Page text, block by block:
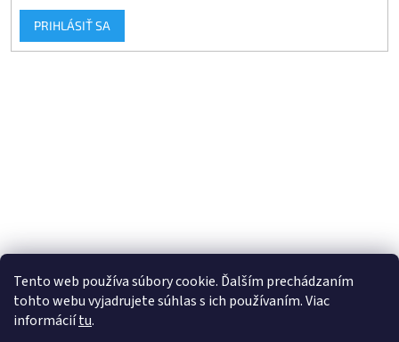
Tento web používa súbory cookie. Ďalším prechádzaním
tohto webu vyjadrujete súhlas s ich používaním. Viac
informáciítu.
PRIHLÁSIŤ SA